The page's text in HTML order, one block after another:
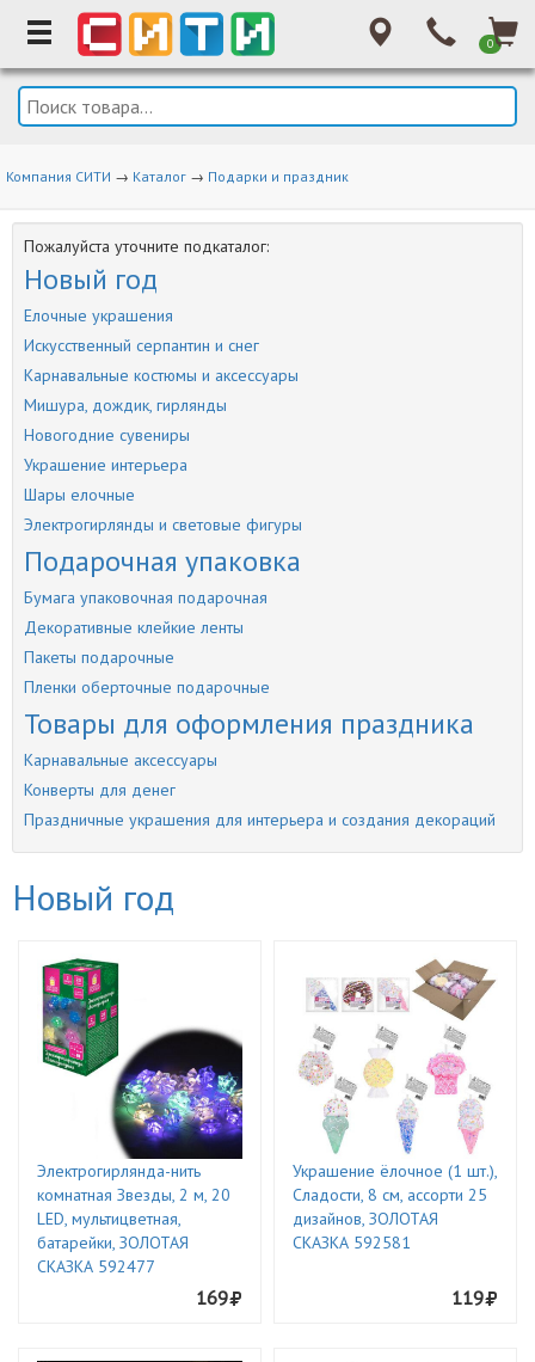
0
Компания СИТИ → Каталог → Подарки и праздник
Пожалуйста уточните подкаталог:
Новый год
Елочные украшения
Искусственный серпантин и снег
Карнавальные костюмы и аксессуары
Мишура, дождик, гирлянды
Новогодние сувениры
Украшение интерьера
Шары елочные
Электрогирлянды и световые фигуры
Подарочная упаковка
Бумага упаковочная подарочная
Декоративные клейкие ленты
Пакеты подарочные
Пленки оберточные подарочные
Товары для оформления праздника
Карнавальные аксессуары
Конверты для денег
Праздничные украшения для интерьера и создания декораций
Новый год
Электрогирлянда-нить
комнатная Звезды, 2 м, 20
LED, мультицветная,
батарейки, ЗОЛОТАЯ
СКАЗКА 592477
169
Украшение ёлочное (1 шт.),
Сладости, 8 см, ассорти 25
дизайнов, ЗОЛОТАЯ
СКАЗКА 592581
119